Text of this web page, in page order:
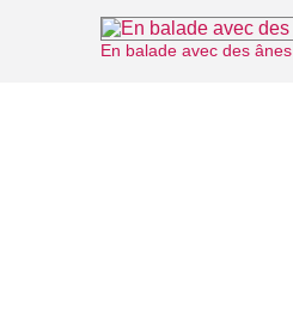
En balade avec des ânes